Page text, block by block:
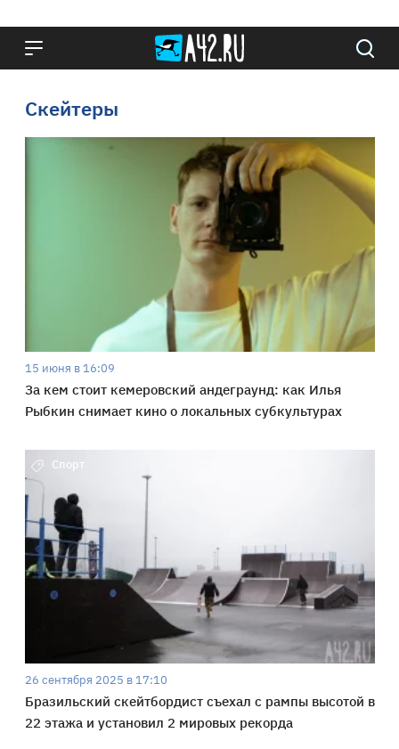
Скейтеры
15 июня в 16:09
За кем стоит кемеровский андеграунд: как Илья
Рыбкин снимает кино о локальных субкультурах
Спорт
26 сентября 2025 в 17:10
Бразильский скейтбордист съехал с рампы высотой в
22 этажа и установил 2 мировых рекорда